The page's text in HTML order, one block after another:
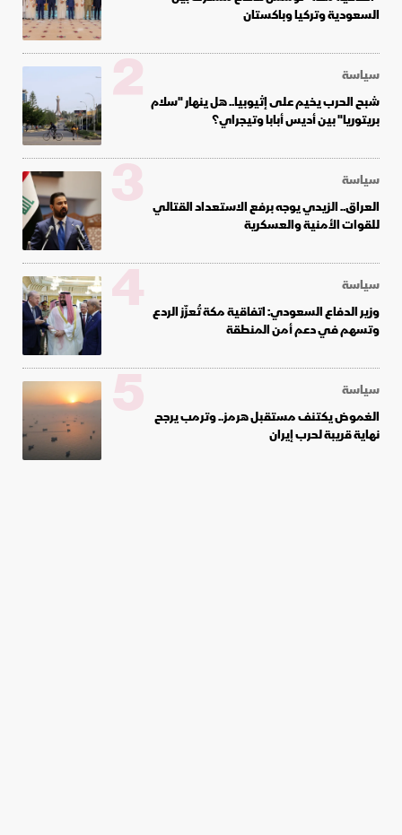
السعودية وتركيا وباكستان
سياسة
شبح الحرب يخيم على إثيوبيا.. هل ينهار "سلام
بريتوريا" بين أديس أبابا وتيجراي؟
2
سياسة
العراق.. الزيدي يوجه برفع الاستعداد القتالي
للقوات الأمنية والعسكرية
3
سياسة
وزير الدفاع السعودي: اتفاقية مكة تُعزّز الردع
وتسهم في دعم أمن المنطقة
4
سياسة
الغموض يكتنف مستقبل هرمز.. وترمب يرجح
نهاية قريبة لحرب إيران
5